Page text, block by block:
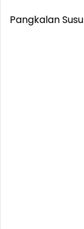
Pangkalan Susu